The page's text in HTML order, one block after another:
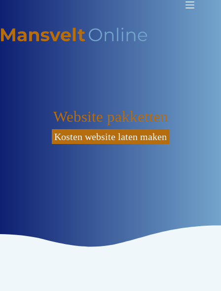
Website pakketten
Kosten website laten maken